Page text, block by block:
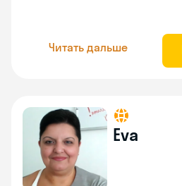
Читать дальше
Eva